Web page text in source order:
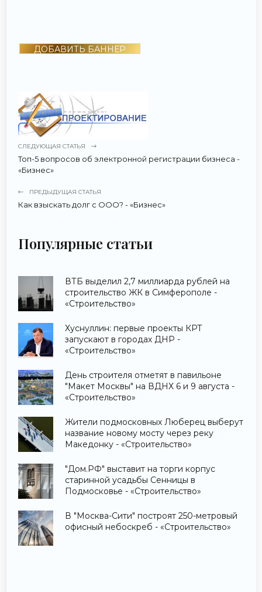
ДОБАВИТЬ БАННЕР
СЛЕДУЮЩАЯ СТАТЬЯ
Топ-5 вопросов об электронной регистрации бизнеса -
«Бизнес»
ПРЕДЫДУЩАЯ СТАТЬЯ
Как взыскать долг с ООО? - «Бизнес»
Популярные статьи
ВТБ выделил 2,7 миллиарда рублей на
строительство ЖК в Симферополе -
«Строительство»
Хуснуллин: первые проекты КРТ
запускают в городах ДНР -
«Строительство»
День строителя отметят в павильоне
"Макет Москвы" на ВДНХ 6 и 9 августа -
«Строительство»
Жители подмосковных Люберец выберут
название новому мосту через реку
Македонку - «Строительство»
"Дом.РФ" выставит на торги корпус
старинной усадьбы Сенницы в
Подмосковье - «Строительство»
В "Москва-Сити" построят 250-метровый
офисный небоскреб - «Строительство»